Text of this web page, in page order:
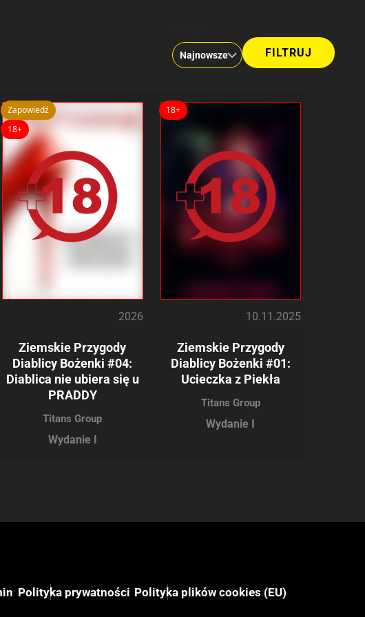
Zapowiedź
18+
2026
Ziemskie Przygody
Diablicy Bożenki #04:
Diablica nie ubiera się u
PRADDY
Titans Group
Wydanie I
18+
10.11.2025
Ziemskie Przygody
Diablicy Bożenki #01:
Ucieczka z Piekła
Titans Group
Wydanie I
Polityka prywatności Polityka plików cookies (EU)